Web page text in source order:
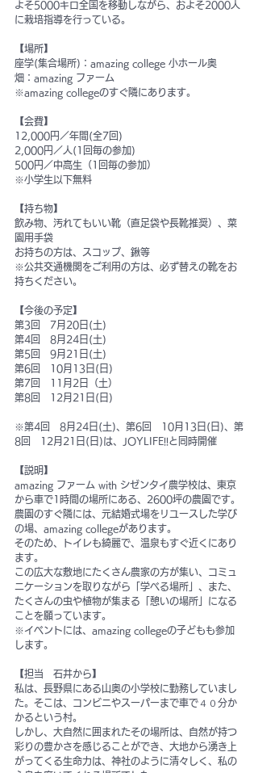
よそ5000キロ全国を移動しながら、およそ2000人
に栽培指導を行っている。
【場所】
座学(集合場所)：amazing college 小ホール奥
畑：amazing ファーム
※amazing collegeのすぐ隣にあります。
【会費】
12,000円／年間(全7回)
2,000円／人(1回毎の参加)
500円／中高生（1回毎の参加）
※小学生以下無料
【持ち物】
飲み物、汚れてもいい靴（直足袋や長靴推奨）、菜
園用手袋
お持ちの方は、スコップ、鍬等
※公共交通機関をご利用の方は、必ず替えの靴をお
持ちください。
【今後の予定】
第3回　7月20日(土)
第4回　8月24日(土)
第5回　9月21日(土)
第6回　10月13日(日)
第7回　11月2日（土）
第8回　12月21日(日)
※第4回　8月24日(土)、第6回　10月13日(日)、第
8回　12月21日(日)は、JOYLIFE!!と同時開催
【説明】
amazing ファーム with シゼンタイ農学校は、東京
から車で1時間の場所にある、2600坪の農園です。
農園のすぐ隣には、元結婚式場をリユースした学び
の場、amazing collegeがあります。
そのため、トイレも綺麗で、温泉もすぐ近くにあり
ます。
この広大な敷地にたくさん農家の方が集い、コミュ
ニケーションを取りながら「学べる場所」、また、
たくさんの虫や植物が集まる「憩いの場所」になる
ことを願っています。
※イベントには、amazing collegeの子どもも参加
します。
【担当　石井から】
私は、長野県にある山奥の小学校に勤務していまし
た。そこは、コンビニやスーパーまで車で４０分か
かるという村。
しかし、大自然に囲まれたその場所は、自然が持つ
彩りの豊かさを感じることができ、大地から湧き上
がってくる生命力は、神社のように清々しく、私の